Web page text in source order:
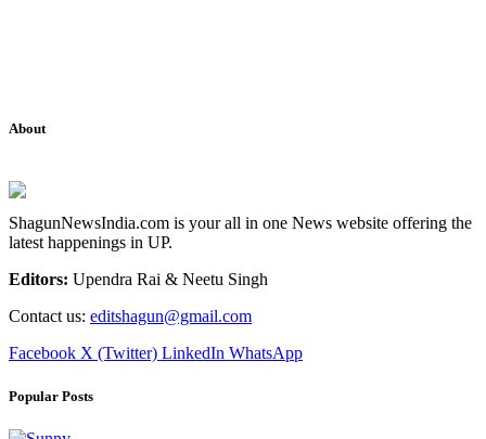
About
ShagunNewsIndia.com is your all in one News website offering the
latest happenings in UP.
Editors: Upendra Rai & Neetu Singh
Contact us: editshagun@gmail.com
Facebook X (Twitter) LinkedIn WhatsApp
Popular Posts